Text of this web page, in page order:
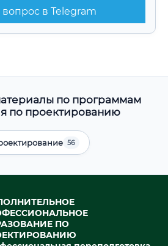
вопрос в Telegram
по программам
по проектированию
56
ПО